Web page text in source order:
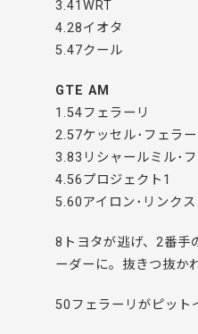
3.41WRT
4.28イオタ
5.47クール
GTE AM
1.54フェラーリ
2.57ケッセル･フェラー
3.83リシャールミル･フ
4.56プロジェクト1
5.60アイロン･リンクス
8トヨタが逃げ、2番手
ーダーに。抜きつ抜か
50フェラーリがピット